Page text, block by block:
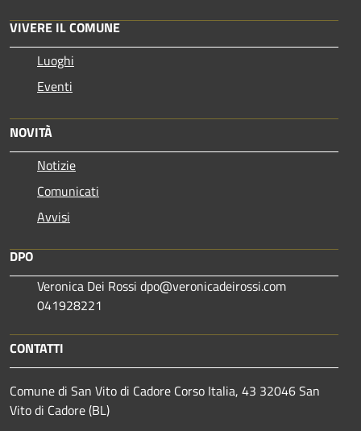
VIVERE IL COMUNE
Luoghi
Eventi
NOVITÀ
Notizie
Comunicati
Avvisi
DPO
Veronica Dei Rossi dpo@veronicadeirossi.com
041928221
CONTATTI
Comune di San Vito di Cadore Corso Italia, 43 32046 San
Vito di Cadore (BL)